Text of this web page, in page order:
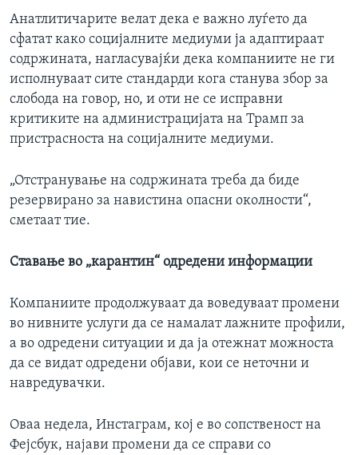
Анатлитичарите велат дека е важно луѓето да
сфатат како социјалните медиуми ја адаптираат
содржината, нагласувајќи дека компаниите не ги
исполнуваат сите стандарди кога станува збор за
слобода на говор, но, и оти не се исправни
критиките на администрацијата на Трамп за
пристрасноста на социјалните медиуми.
„Отстранување на содржината треба да биде
резервирано за навистина опасни околности“,
сметаат тие.
Ставање во „карантин“ одредени информации
Компаниите продолжуваат да воведуваат промени
во нивните услуги да се намалат лажните профили,
а во одредени ситуации и да ја отежнат можноста
да се видат одредени објави, кои се неточни и
навредувачки.
Оваа недела, Инстаграм, кој е во сопственост на
Фејсбук, најави промени да се справи со